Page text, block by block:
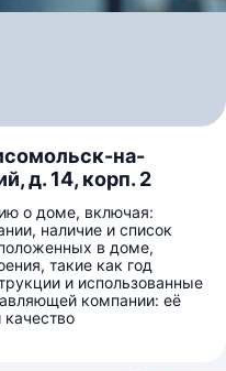
на-
д. 14, корп. 2
о доме, включая:
наличие и список
в доме,
такие как год
и использованные
компании: её